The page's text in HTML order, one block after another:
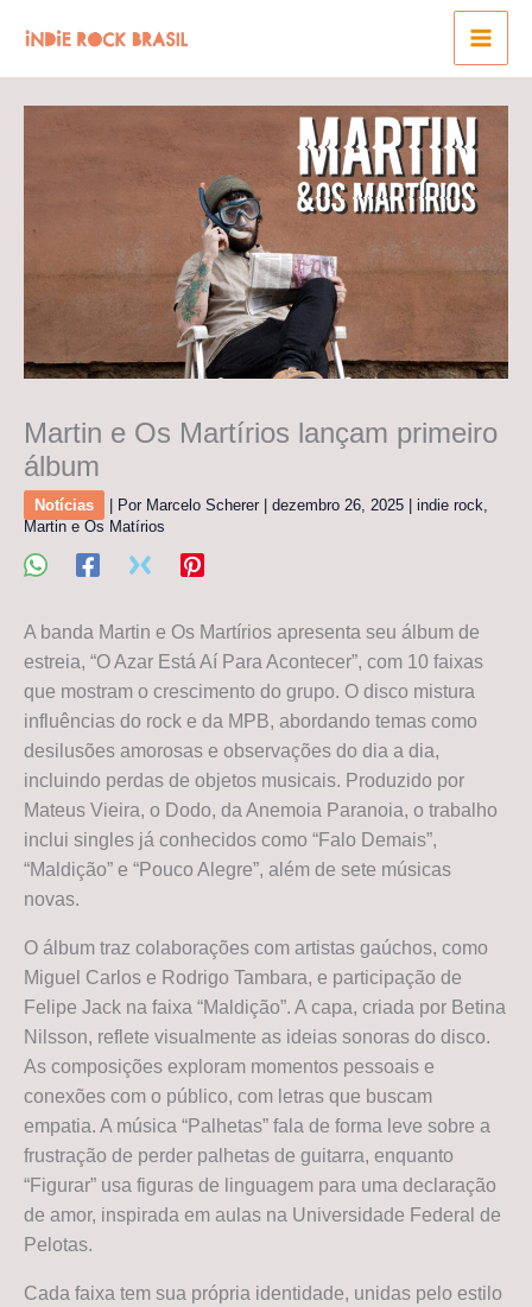
para
o
conteúdo
Martin e Os Martírios lançam primeiro
álbum
Notícias | Por Marcelo Scherer | dezembro 26, 2025 | indie rock
Martin e Os Matírios
A banda Martin e Os Martírios apresenta seu álbum de
estreia, “O Azar Está Aí Para Acontecer”, com 10 faixas
que mostram o crescimento do grupo. O disco mistura
influências do rock e da MPB, abordando temas como
desilusões amorosas e observações do dia a dia,
incluindo perdas de objetos musicais. Produzido por
Mateus Vieira, o Dodo, da Anemoia Paranoia, o trabalho
inclui singles já conhecidos como “Falo Demais”,
“Maldição” e “Pouco Alegre”, além de sete músicas
novas.
O álbum traz colaborações com artistas gaúchos, como
Miguel Carlos e Rodrigo Tambara, e participação de
Felipe Jack na faixa “Maldição”. A capa, criada por Betina
Nilsson, reflete visualmente as ideias sonoras do disco.
As composições exploram momentos pessoais e
conexões com o público, com letras que buscam
empatia. A música “Palhetas” fala de forma leve sobre a
frustração de perder palhetas de guitarra, enquanto
“Figurar” usa figuras de linguagem para uma declaração
de amor, inspirada em aulas na Universidade Federal de
Pelotas.
Cada faixa tem sua própria identidade, unidas pelo estilo